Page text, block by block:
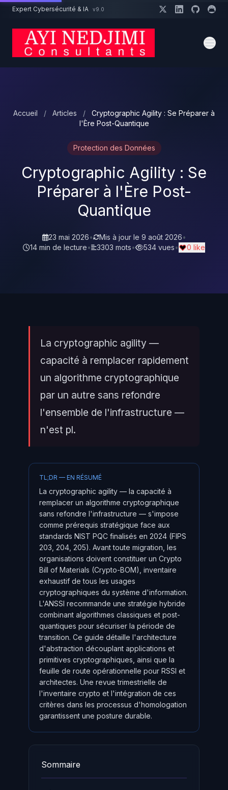
Aller au contenu principal
Expert Cybersécurité & IA v9.0
Accueil / Articles /
Cryptographic Agility : Se Préparer à
l'Ère Post-Quantique
Protection des Données
Cryptographic Agility : Se
Préparer à l'Ère Post-
Quantique
23 mai 2026• Mis à jour le 9 août 2026•
14 min de lecture• 3303 mots• 534 vues• 0 like
La cryptographic agility —
capacité à remplacer rapidement
un algorithme cryptographique
par un autre sans refondre
l'ensemble de l'infrastructure —
n'est pl.
TL;DR — EN RÉSUMÉ
La cryptographic agility — la capacité à
remplacer un algorithme cryptographique
sans refondre l'infrastructure — s'impose
comme prérequis stratégique face aux
standards NIST PQC finalisés en 2024 (FIPS
203, 204, 205). Avant toute migration, les
organisations doivent constituer un Crypto
Bill of Materials (Crypto-BOM), inventaire
exhaustif de tous les usages
cryptographiques du système d'information.
L'ANSSI recommande une stratégie hybride
combinant algorithmes classiques et post-
quantiques pour sécuriser la période de
transition. Ce guide détaille l'architecture
d'abstraction découplant applications et
primitives cryptographiques, ainsi que la
feuille de route opérationnelle pour RSSI et
architectes. Une revue trimestrielle de
l'inventaire crypto et l'intégration de ces
critères dans les processus d'homologation
garantissent une posture durable.
Sommaire
Un projet cybersécurité ?